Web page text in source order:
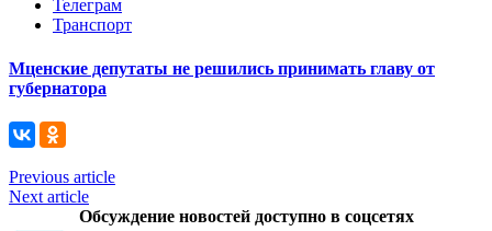
Телеграм
Транспорт
Мценские депутаты не решились принимать главу от
губернатора
Previous article
Next article
Обсуждение новостей доступно в соцсетях